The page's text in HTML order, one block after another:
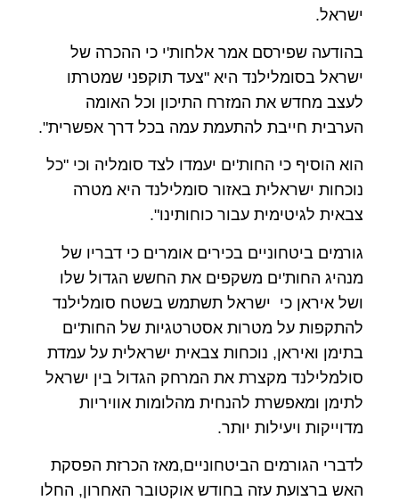
ישראל.
בהודעה שפירסם אמר אלחות'י כי ההכרה של
ישראל בסומלילנד היא "צעד תוקפני שמטרתו
לעצב מחדש את המזרח התיכון וכל האומה
הערבית חייבת להתעמת עמה בכל דרך אפשרית".
הוא הוסיף כי החות'ים יעמדו לצד סומליה וכי "כל
נוכחות ישראלית באזור סומלילנד היא מטרה
צבאית לגיטימית עבור כוחותינו".
גורמים ביטחוניים בכירים אומרים כי דבריו של
מנהיג החות'ים משקפים את החשש הגדול שלו
ושל איראן כי ישראל תשתמש בשטח סומלילנד
להתקפות על מטרות אסטרטגיות של החות'ים
בתימן ואיראן, נוכחות צבאית ישראלית על עמדת
סולמלילנד מקצרת את המרחק הגדול בין ישראל
לתימן ומאפשרת להנחית מהלומות אוויריות
מדוייקות ויעילות יותר.
לדברי הגורמים הביטחוניים,מאז הכרזת הפסקת
האש ברצועת עזה בחודש אוקטובר האחרון, החלו